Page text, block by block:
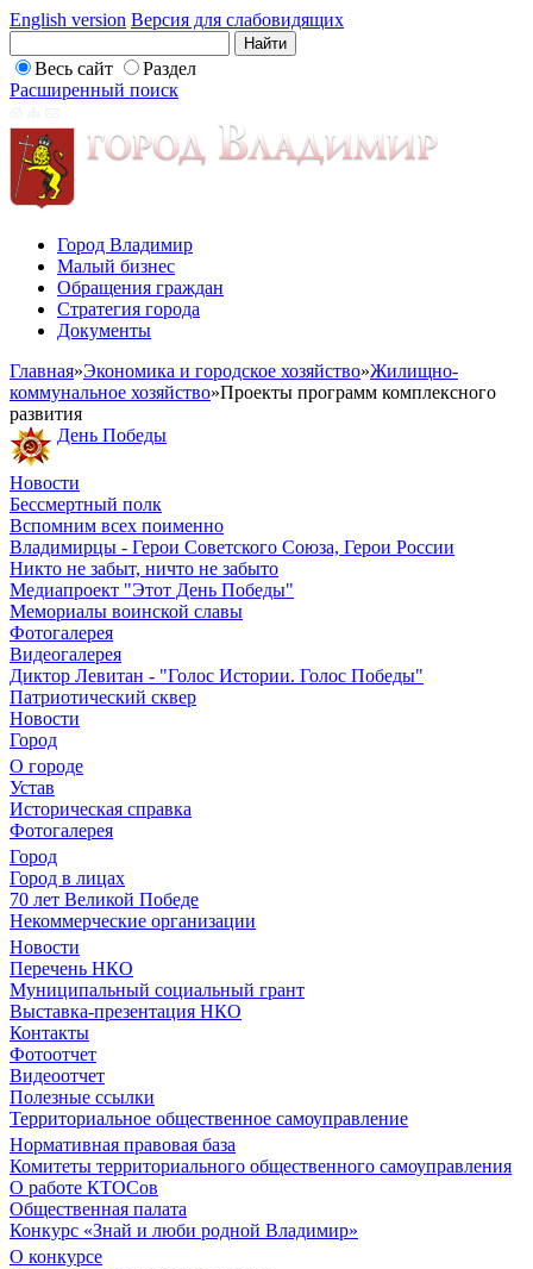
English version Версия для слабовидящих
Весь сайт
Раздел
Расширенный поиск
Город Владимир
Малый бизнес
Обращения граждан
Стратегия города
Документы
Главная»Экономика и городское хозяйство»Жилищно-
коммунальное хозяйство»Проекты программ комплексного
развития
День Победы
Новости
Бессмертный полк
Вспомним всех поименно
Владимирцы - Герои Советского Союза, Герои России
Никто не забыт, ничто не забыто
Медиапроект "Этот День Победы"
Мемориалы воинской славы
Фотогалерея
Видеогалерея
Диктор Левитан - "Голос Истории. Голос Победы"
Патриотический сквер
Новости
Город
О городе
Устав
Историческая справка
Фотогалерея
Город
Город в лицах
70 лет Великой Победе
Некоммерческие организации
Новости
Перечень НКО
Муниципальный социальный грант
Выставка-презентация НКО
Контакты
Фотоотчет
Видеоотчет
Полезные ссылки
Территориальное общественное самоуправление
Нормативная правовая база
Комитеты территориального общественного самоуправления
О работе КТОСов
Общественная палата
Конкурс «Знай и люби родной Владимир»
О конкурсе